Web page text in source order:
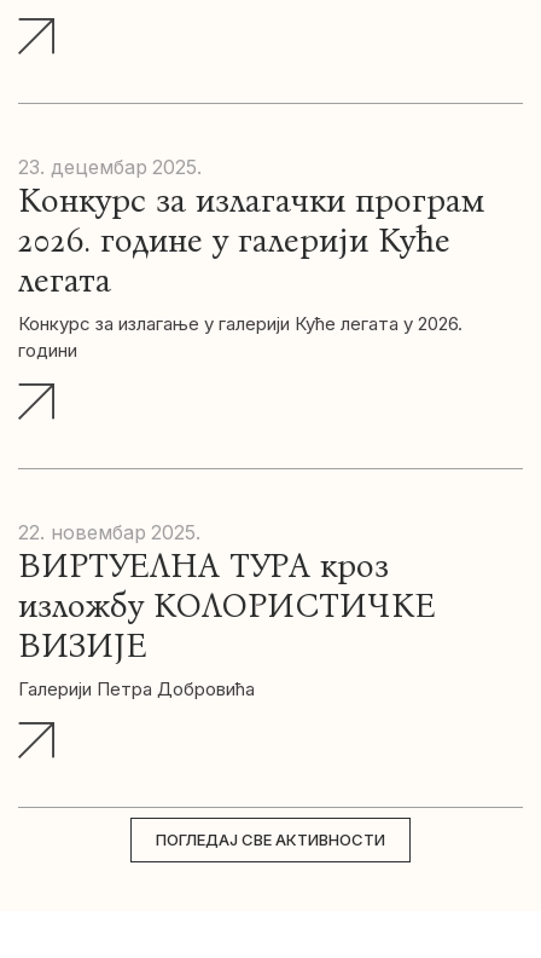
23. децембар 2025.
Конкурс за излагачки програм
2026. године у галерији Куће
легата
Конкурс за излагање у галерији Куће легата у 2026.
години
22. новембар 2025.
ВИРТУЕЛНА ТУРА кроз
изложбу КОЛОРИСТИЧКЕ
ВИЗИЈЕ
Галерији Петра Добровића
ПОГЛЕДАЈ СВЕ АКТИВНОСТИ